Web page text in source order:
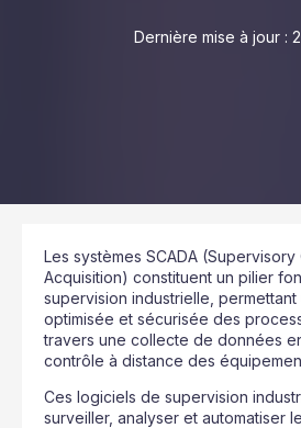
Dernière mise à jour :
Les systèmes SCADA (Supervisory
Acquisition) constituent un pilier
supervision industrielle,
optimisée et sécurisée des
travers une collecte de données
contrôle à distance des
Ces logiciels de supervision
surveiller, analyser et automatiser